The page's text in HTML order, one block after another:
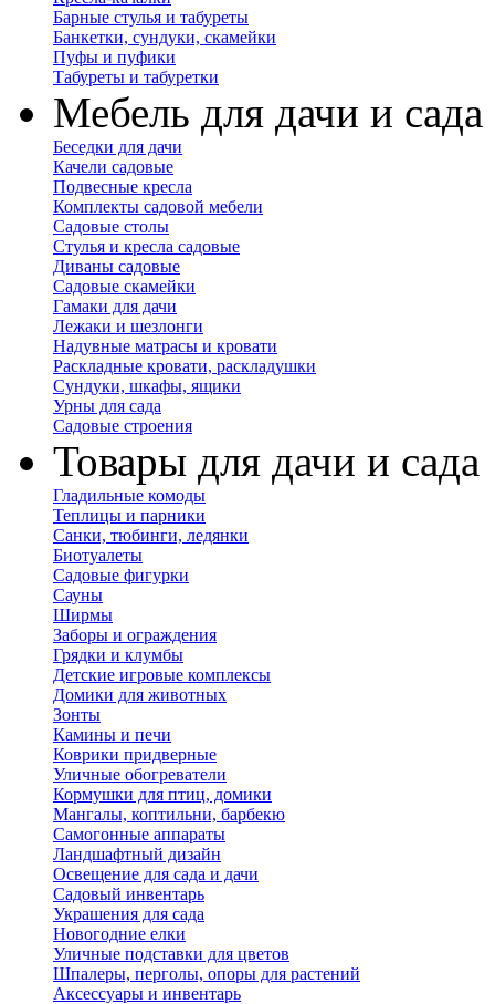
Барные стулья и табуреты
Банкетки, сундуки, скамейки
Пуфы и пуфики
Табуреты и табуретки
Мебель для дачи и сада
Беседки для дачи
Качели садовые
Подвесные кресла
Комплекты садовой мебели
Садовые столы
Стулья и кресла садовые
Диваны садовые
Садовые скамейки
Гамаки для дачи
Лежаки и шезлонги
Надувные матрасы и кровати
Раскладные кровати, раскладушки
Сундуки, шкафы, ящики
Урны для сада
Садовые строения
Товары для дачи и сада
Гладильные комоды
Теплицы и парники
Санки, тюбинги, ледянки
Биотуалеты
Садовые фигурки
Сауны
Ширмы
Заборы и ограждения
Грядки и клумбы
Детские игровые комплексы
Домики для животных
Зонты
Камины и печи
Коврики придверные
Уличные обогреватели
Кормушки для птиц, домики
Мангалы, коптильни, барбекю
Самогонные аппараты
Ландшафтный дизайн
Освещение для сада и дачи
Садовый инвентарь
Украшения для сада
Новогодние елки
Уличные подставки для цветов
Шпалеры, перголы, опоры для растений
Аксессуары и инвентарь